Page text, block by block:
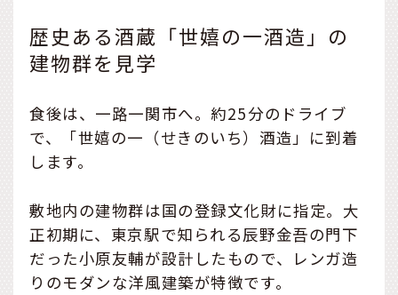
歴史ある酒蔵「世嬉の一酒造」の
建物群を見学
食後は、一路一関市へ。約25分のドライブ
で、「世嬉の一（せきのいち）酒造」に到着
します。
敷地内の建物群は国の登録文化財に指定。大
正初期に、東京駅で知られる辰野金吾の門下
だった小原友輔が設計したもので、レンガ造
りのモダンな洋風建築が特徴です。